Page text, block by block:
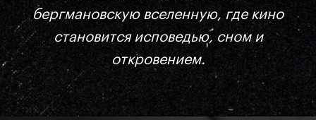
бергмановскую вселенную, где кино
становится исповедью, сном и
откровением.